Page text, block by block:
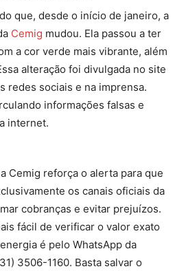
que, desde o início de janeiro, a
Cemig mudou. Ela passou a ter
a cor verde mais vibrante, além
alteração foi divulgada no site
redes sociais e na imprensa.
informações falsas e
internet.
Cemig reforça o alerta para que
os canais oficiais da
cobranças e evitar prejuízos.
fácil de verificar o valor exato
é pelo WhatsApp da
3506-1160. Basta salvar o